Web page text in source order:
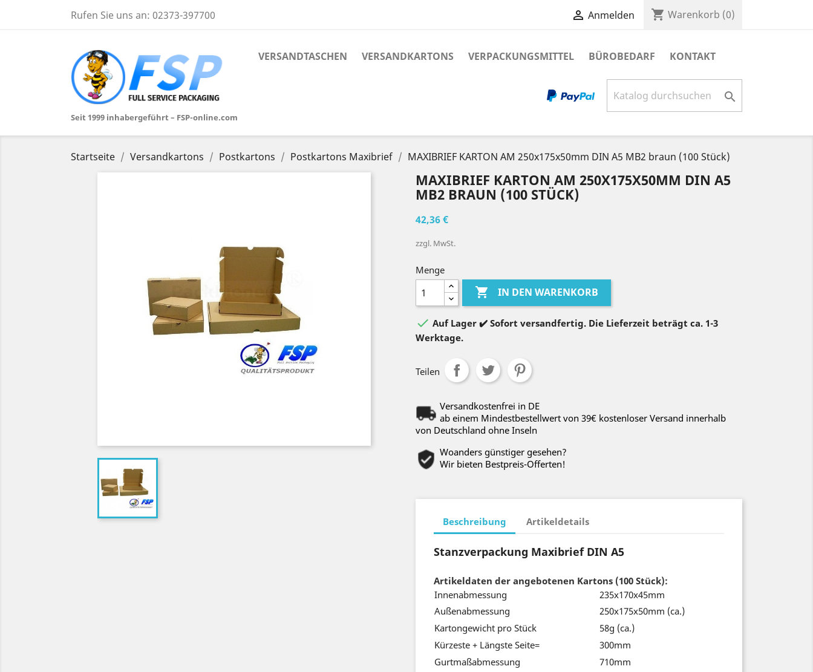
Rufen Sie uns an: 02373-397700  Anmelden shopping_cart Warenkorb (0)
Seit 1999 inhabergeführt – FSP-online.com
VERSANDTASCHEN VERSANDKARTONS VERPACKUNGSMITTEL BÜROBEDARF KONTAKT

Startseite Versandkartons Postkartons Postkartons Maxibrief MAXIBRIEF KARTON AM 250x175x50mm DIN A5 MB2 braun (100 Stück)
MAXIBRIEF KARTON AM 250X175X50MM DIN A5
MB2 BRAUN (100 STÜCK)
42,36 €
zzgl. MwSt.
Menge
 IN DEN WARENKORB
 Auf Lager ✔️ Sofort versandfertig. Die Lieferzeit beträgt ca. 1-3
Werktage.
Teilen
Versandkostenfrei in DE
ab einem Mindestbestellwert von 39€ kostenloser Versand innerhalb
von Deutschland ohne Inseln
Woanders günstiger gesehen?
Wir bieten Bestpreis-Offerten!
Beschreibung Artikeldetails
Stanzverpackung Maxibrief DIN A5
Artikeldaten der angebotenen Kartons (100 Stück):
Innenabmessung
235x170x45mm
Außenabmessung
250x175x50mm (ca.)
Kartongewicht pro Stück
58g (ca.)
Kürzeste + Längste Seite=
300mm
Gurtmaßabmessung
710mm